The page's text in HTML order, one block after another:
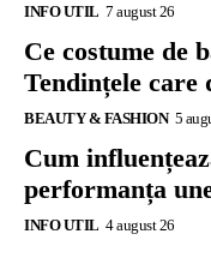
INFO UTIL 7 august 26
Ce costume de
Tendințele care
BEAUTY & FASHION 5
Cum
performanța
INFO UTIL 4 august 26